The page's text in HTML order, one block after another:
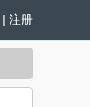
| 注册